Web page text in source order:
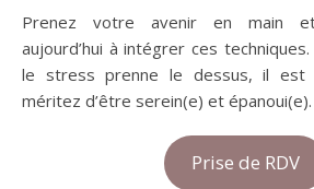
Prenez votre avenir en main
aujourd’hui à intégrer ces
le stress prenne le dessus, il est
méritez d’être serein(e) et épanoui(e).
Prise de RDV